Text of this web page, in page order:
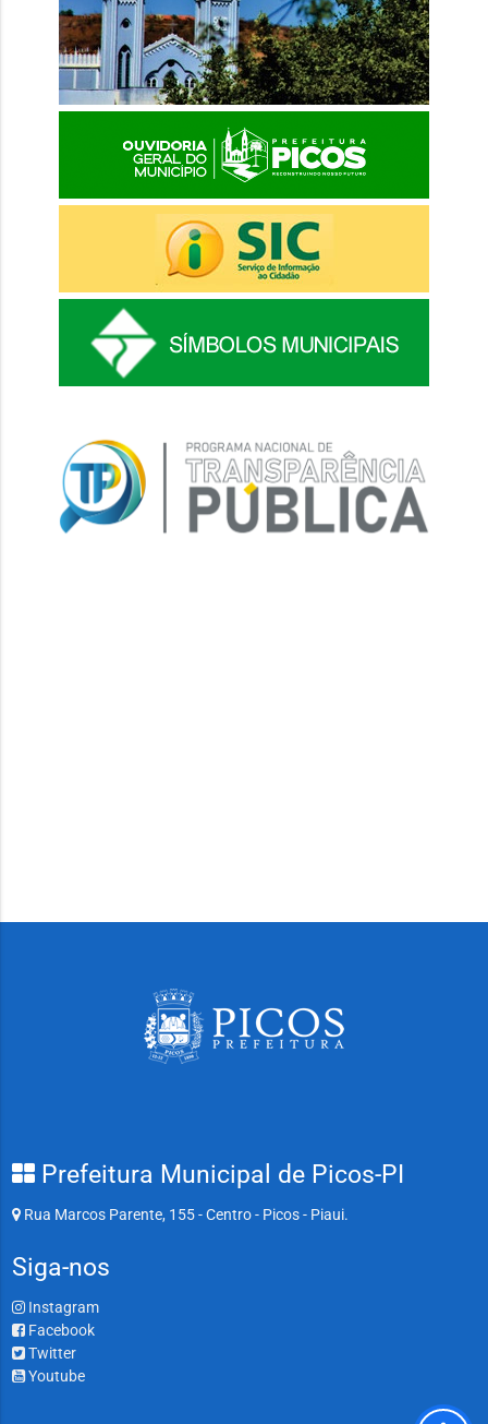
Prefeitura Municipal de Picos-PI
Rua Marcos Parente, 155 - Centro - Picos - Piaui.
Siga-nos
Instagram
Facebook
Twitter
Youtube